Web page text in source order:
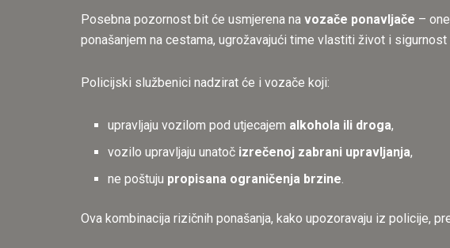
Posebna pozornost bit će usmjerena na vozače ponavljače –
ponašanjem na cestama, ugrožavajući time vlastiti život i
Policijski službenici nadzirat će i vozače koji:
upravljaju vozilom pod utjecajem alkohola ili droga,
vozilo upravljaju unatoč izrečenoj zabrani upravljanja,
ne poštuju propisana ograničenja brzine.
Ova kombinacija rizičnih ponašanja, kako upozoravaju iz policije,